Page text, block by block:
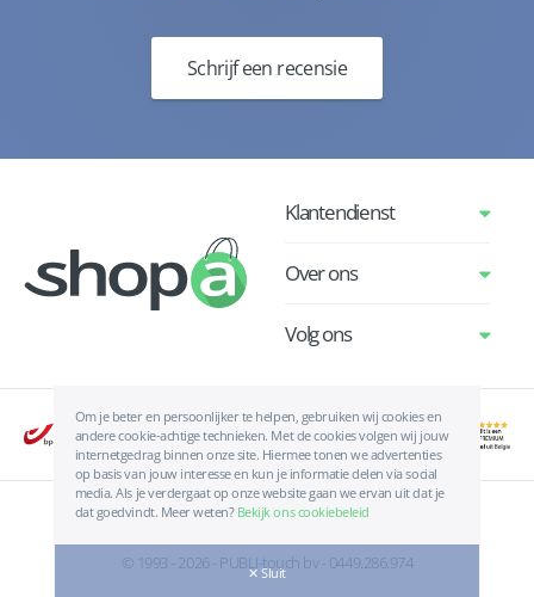
Schrijf een recensie
Om je beter en persoonlijker te helpen, gebruiken wij cookies en
andere cookie-achtige technieken. Met de cookies volgen wij jouw
internetgedrag binnen onze site. Hiermee tonen we advertenties
op basis van jouw interesse en kun je informatie delen via social
media. Als je verdergaat op onze website gaan we ervan uit dat je
dat goedvindt. Meer weten? Bekijk ons cookiebeleid
✕ Sluit
Klantendienst
Over ons
Volg ons
Algemene voorwaarden | Privacyverklaring
© 1993 - 2026 - PUBLI-touch bv - 0449.286.974